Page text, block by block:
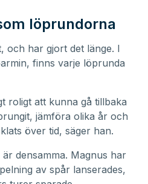
löprundorna
och har gjort det länge. I
finns varje löprunda
roligt att kunna gå tillbaka
jämföra olika år och
över tid, säger han.
densamma. Magnus har
av spår lanserades,